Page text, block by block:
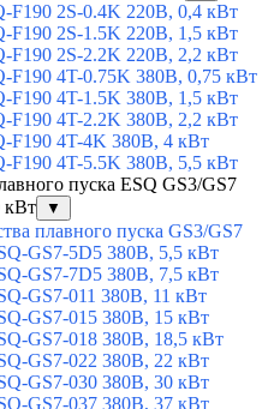
F190 2S-0.4K 220В, 0,4 кВт
F190 2S-1.5K 220В, 1,5 кВт
F190 2S-2.2K 220В, 2,2 кВт
F190 4T-0.75K 380В, 0,75 кВт
F190 4T-1.5K 380В, 1,5 кВт
F190 4T-2.2K 380В, 2,2 кВт
F190 4T-4K 380В, 4 кВт
F190 4T-5.5K 380В, 5,5 кВт
пуска ESQ GS3/GS7
кВт
▼
плавного пуска GS3/GS7
GS7-5D5 380В, 5,5 кВт
GS7-7D5 380В, 7,5 кВт
GS7-011 380В, 11 кВт
GS7-015 380В, 15 кВт
GS7-018 380В, 18,5 кВт
GS7-022 380В, 22 кВт
GS7-030 380В, 30 кВт
GS7-037 380В, 37 кВт